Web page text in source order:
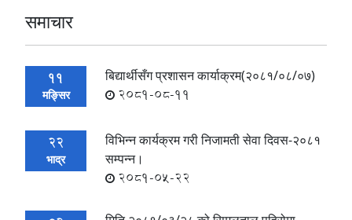
समाचार
11
मङ्सिर
बिद्यार्थीसँग प्रशासन कार्याक्रम(२०८१/०८/०७)
2081-08-11
22
भाद्र
विभिन्न कार्यक्रम गरी निजामती सेवा दिवस-२०८१
सम्पन्न।
2081-05-22